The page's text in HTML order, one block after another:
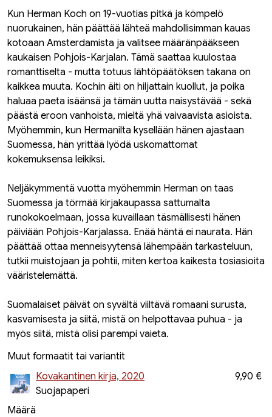
Kun Herman Koch on 19-vuotias pitkä ja kömpelö
nuorukainen, hän päättää lähteä mahdollisimman kauas
kotoaan Amsterdamista ja valitsee määränpääkseen
kaukaisen Pohjois-Karjalan. Tämä saattaa kuulostaa
romanttiselta - mutta totuus lähtöpäätöksen takana on
kaikkea muuta. Kochin äiti on hiljattain kuollut, ja poika
haluaa paeta isäänsä ja tämän uutta naisystävää - sekä
päästä eroon vanhoista, mieltä yhä vaivaavista asioista.
Myöhemmin, kun Hermanilta kysellään hänen ajastaan
Suomessa, hän yrittää lyödä uskomattomat
kokemuksensa leikiksi.
Neljäkymmentä vuotta myöhemmin Herman on taas
Suomessa ja törmää kirjakaupassa sattumalta
runokokoelmaan, jossa kuvaillaan täsmällisesti hänen
päiviään Pohjois-Karjalassa. Enää häntä ei naurata. Hän
päättää ottaa menneisyytensä lähempään tarkasteluun,
tutkii muistojaan ja pohtii, miten kertoa kaikesta tosiasioita
vääristelemättä.
Suomalaiset päivät on syvältä viiltävä romaani surusta,
kasvamisesta ja siitä, mistä on helpottavaa puhua - ja
myös siitä, mistä olisi parempi vaieta.
Muut formaatit tai variantit
Kovakantinen kirja, 2020
Suojapaperi
9,90 €
Määrä